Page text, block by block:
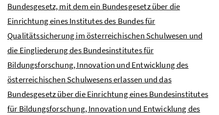
Bundesgesetz, mit dem ein Bundesgesetz über die
Einrichtung eines Institutes des Bundes für
Qualitätssicherung im österreichischen Schulwesen und
die Eingliederung des Bundesinstitutes für
Bildungsforschung, Innovation und Entwicklung des
österreichischen Schulwesens erlassen und das
Bundesgesetz über die Einrichtung eines Bundesinstitutes
für Bildungsforschung, Innovation und Entwicklung des